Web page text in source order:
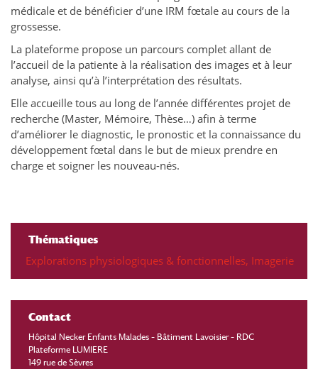
médicale et de bénéficier d’une IRM fœtale au cours de la
grossesse.
La plateforme propose un parcours complet allant de
l’accueil de la patiente à la réalisation des images et à leur
analyse, ainsi qu’à l’interprétation des résultats.
Elle accueille tous au long de l’année différentes projet de
recherche (Master, Mémoire, Thèse…) afin à terme
d’améliorer le diagnostic, le pronostic et la connaissance du
développement fœtal dans le but de mieux prendre en
charge et soigner les nouveau-nés.
Thématiques
Explorations physiologiques & fonctionnelles, Imagerie
Contact
Hôpital Necker Enfants Malades – Bâtiment Lavoisier – RDC
Plateforme LUMIERE
149 rue de Sèvres